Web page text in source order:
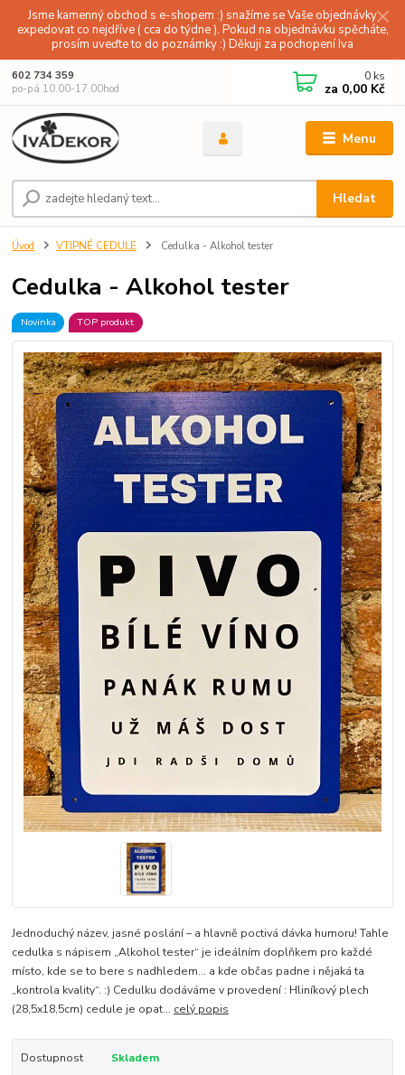
Jsme kamenný obchod s e-shopem :) snažíme se Vaše objednávky
expedovat co nejdříve ( cca do týdne ). Pokud na objednávku spěcháte,
prosím uveďte to do poznámky :) Děkuji za pochopení Iva
Menu
Hledat
602 734 359
po-pá 10.00-17.00hod
0 ks
za 0,00 Kč
Úvod VTIPNÉ CEDULE Cedulka - Alkohol tester
Cedulka - Alkohol tester
Novinka TOP produkt
Jednoduchý název, jasné poslání – a hlavně poctivá dávka humoru! Tahle
cedulka s nápisem „Alkohol tester“ je ideálním doplňkem pro každé
místo, kde se to bere s nadhledem… a kde občas padne i nějaká ta
„kontrola kvality“. :) Cedulku dodáváme v provedení : Hliníkový plech
(28,5x18,5cm) cedule je opat... celý popis
Dostupnost
Skladem